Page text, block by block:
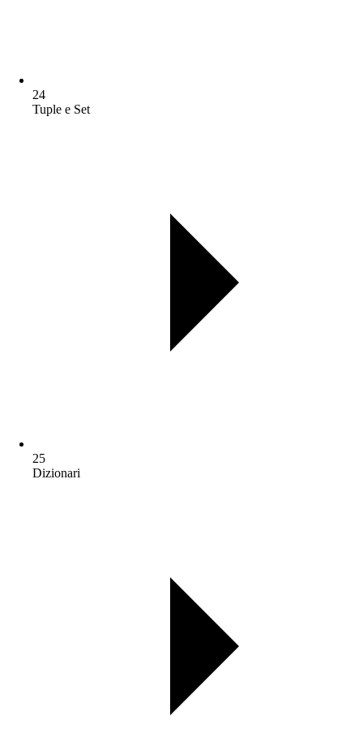
24
Tuple e Set
25
Dizionari